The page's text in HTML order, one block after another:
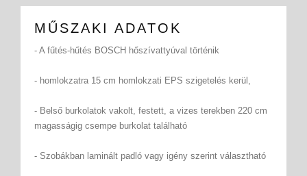
MŰSZAKI ADATOK
- A fűtés-hűtés BOSCH hőszívattyúval történik
- homlokzatra 15 cm homlokzati EPS szigetelés kerül,
- Belső burkolatok vakolt, festett, a vizes terekben 220 cm
magasságig csempe burkolat található
- Szobákban laminált padló vagy igény szerint választható